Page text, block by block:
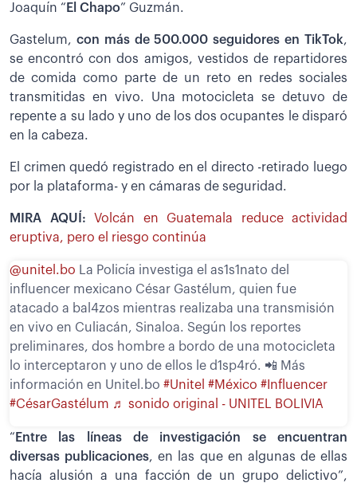
Joaquín “ El Chapo” Guzmán.
Gastelum, con más de 500.000 seguidores en TikTok,
se encontró con dos amigos, vestidos de repartidores
de comida como parte de un reto en redes sociales
transmitidas en vivo. Una motocicleta se detuvo de
repente a su lado y uno de los dos ocupantes le disparó
en la cabeza.
El crimen quedó registrado en el directo -retirado luego
por la plataforma- y en cámaras de seguridad.
MIRA AQUÍ: Volcán en Guatemala reduce actividad
eruptiva, pero el riesgo continúa
@unitel.bo La Policía investiga el as1s1nato del
influencer mexicano César Gastélum, quien fue
atacado a bal4zos mientras realizaba una transmisión
en vivo en Culiacán, Sinaloa. Según los reportes
preliminares, dos hombre a bordo de una motocicleta
lo interceptaron y uno de ellos le d1sp4ró. 📲 Más
información en Unitel.bo #Unitel #México #Influencer
#CésarGastélum ♬ sonido original - UNITEL BOLIVIA
“ Entre las líneas de investigación se encuentran
diversas publicaciones, en las que en algunas de ellas
hacía alusión a una facción de un grupo delictivo”,